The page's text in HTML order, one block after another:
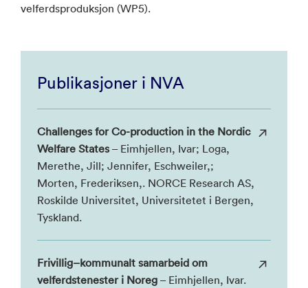
velferdsproduksjon (WP5).
Publikasjoner i NVA
Challenges for Co-production in the Nordic
Welfare States – Eimhjellen, Ivar; Loga,
Merethe, Jill; Jennifer, Eschweiler,;
Morten, Frederiksen,. NORCE Research AS,
Roskilde Universitet, Universitetet i Bergen,
Tyskland.
Frivillig–kommunalt samarbeid om
velferdstenester i Noreg – Eimhjellen, Ivar.